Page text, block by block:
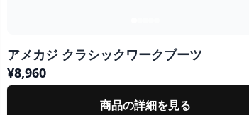
アメカジ クラシックワークブーツ
¥8,960
商品の詳細を見る